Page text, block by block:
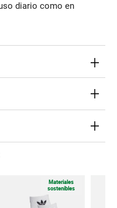
diario como en
Materiales
sostenibles